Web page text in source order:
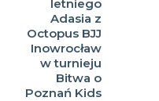
letniego
Adasia z
Octopus BJJ
Inowrocław
w turnieju
Bitwa o
Poznań Kids